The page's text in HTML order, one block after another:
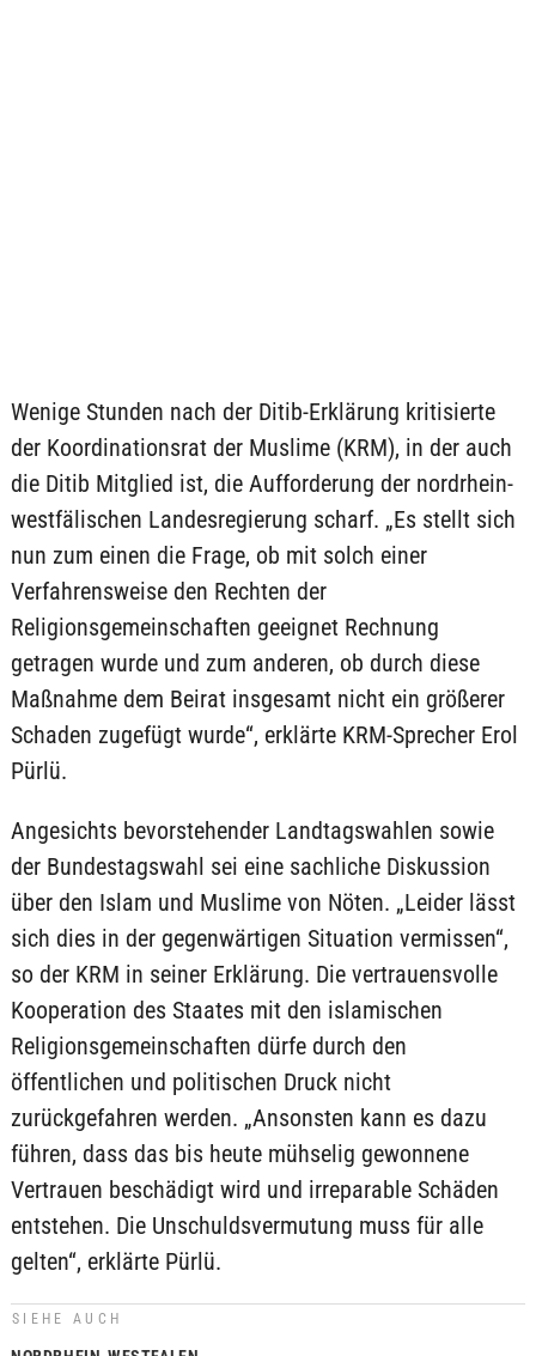
Wenige Stunden nach der Ditib-Erklärung kritisierte
der Koordinationsrat der Muslime (KRM), in der auch
die Ditib Mitglied ist, die Aufforderung der nordrhein-
westfälischen Landesregierung scharf. „Es stellt sich
nun zum einen die Frage, ob mit solch einer
Verfahrensweise den Rechten der
Religionsgemeinschaften geeignet Rechnung
getragen wurde und zum anderen, ob durch diese
Maßnahme dem Beirat insgesamt nicht ein größerer
Schaden zugefügt wurde“, erklärte KRM-Sprecher Erol
Pürlü.
Angesichts bevorstehender Landtagswahlen sowie
der Bundestagswahl sei eine sachliche Diskussion
über den Islam und Muslime von Nöten. „Leider lässt
sich dies in der gegenwärtigen Situation vermissen“,
so der KRM in seiner Erklärung. Die vertrauensvolle
Kooperation des Staates mit den islamischen
Religionsgemeinschaften dürfe durch den
öffentlichen und politischen Druck nicht
zurückgefahren werden. „Ansonsten kann es dazu
führen, dass das bis heute mühselig gewonnene
Vertrauen beschädigt wird und irreparable Schäden
entstehen. Die Unschuldsvermutung muss für alle
gelten“, erklärte Pürlü.
SIEHE AUCH